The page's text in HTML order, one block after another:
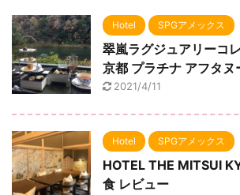
Hotel SPGアメックス
翠嵐ラグジュアリーコ
京都 プラチナ アフタヌ
2021/4/11
Hotel SPGアメックス
HOTEL THE MITSUI
食 レビュー